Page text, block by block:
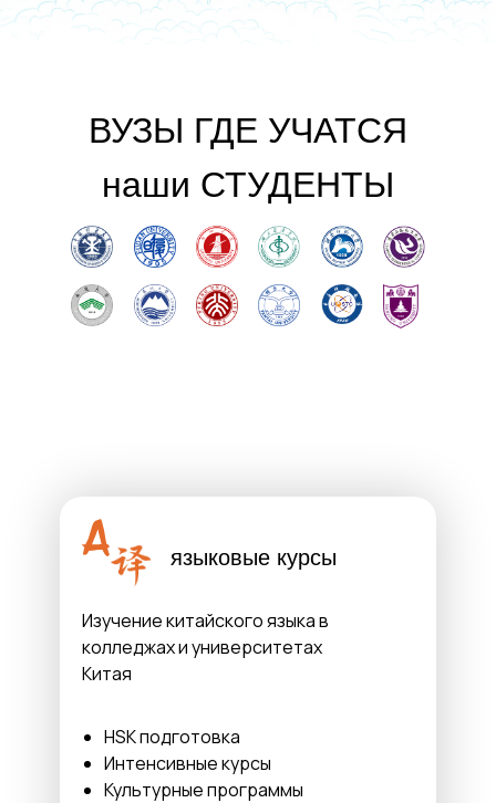
ВУЗЫ ГДЕ УЧАТСЯ
наши СТУДЕНТЫ
Изучение китайского языка в
колледжах и университетах
Китая
HSK подготовка
Интенсивные курсы
Культурные программы
языковые курсы